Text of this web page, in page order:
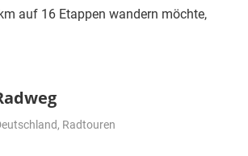
auf 16 Etappen wandern möchte,
, Radtouren